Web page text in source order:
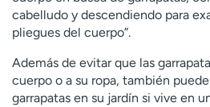
cabelludo y descendiendo para
pliegues del cuerpo”.
Además de evitar que las
cuerpo o a su ropa, también
garrapatas en su jardín si vive en